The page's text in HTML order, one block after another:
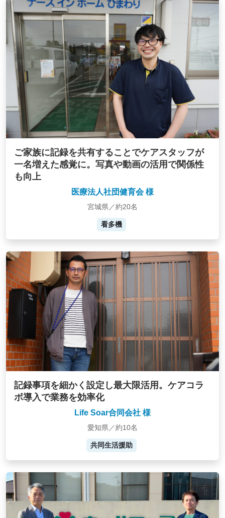
ご家族に記録を共有することでケアスタッフが
一名増えた感覚に。写真や動画の活用で関係性
も向上
医療法人社団健育会 様
宮城県／約20名
看多機
記録事項を細かく設定し最大限活用。ケアコラ
ボ導入で業務を効率化
Life Soar合同会社 様
愛知県／約10名
共同生活援助